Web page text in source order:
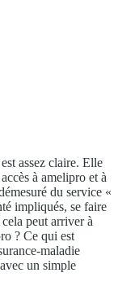
assez claire. Elle
à amelipro et à
du service «
impliqués, se faire
peut arriver à
? Ce qui est
maladie
un simple